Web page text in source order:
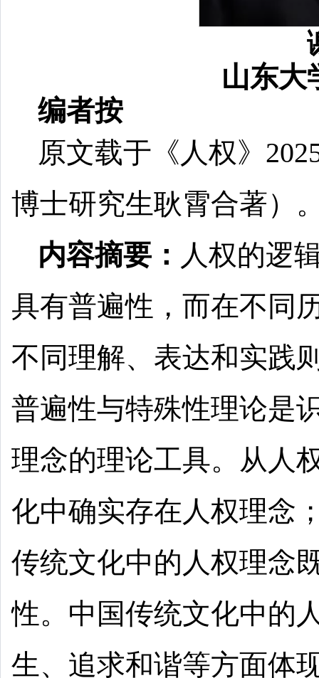
山东大
编者按
原文载于《人权》
博士研究生耿霄合著）
内容摘要： 人权的逻
具有普遍性，而在不同
不同理解、表达和实践
普遍性与特殊性理论是
理念的理论工具。从人
化中确实存在人权理念
传统文化中的人权理念
性。中国传统文化中的
生、追求和谐等方面体